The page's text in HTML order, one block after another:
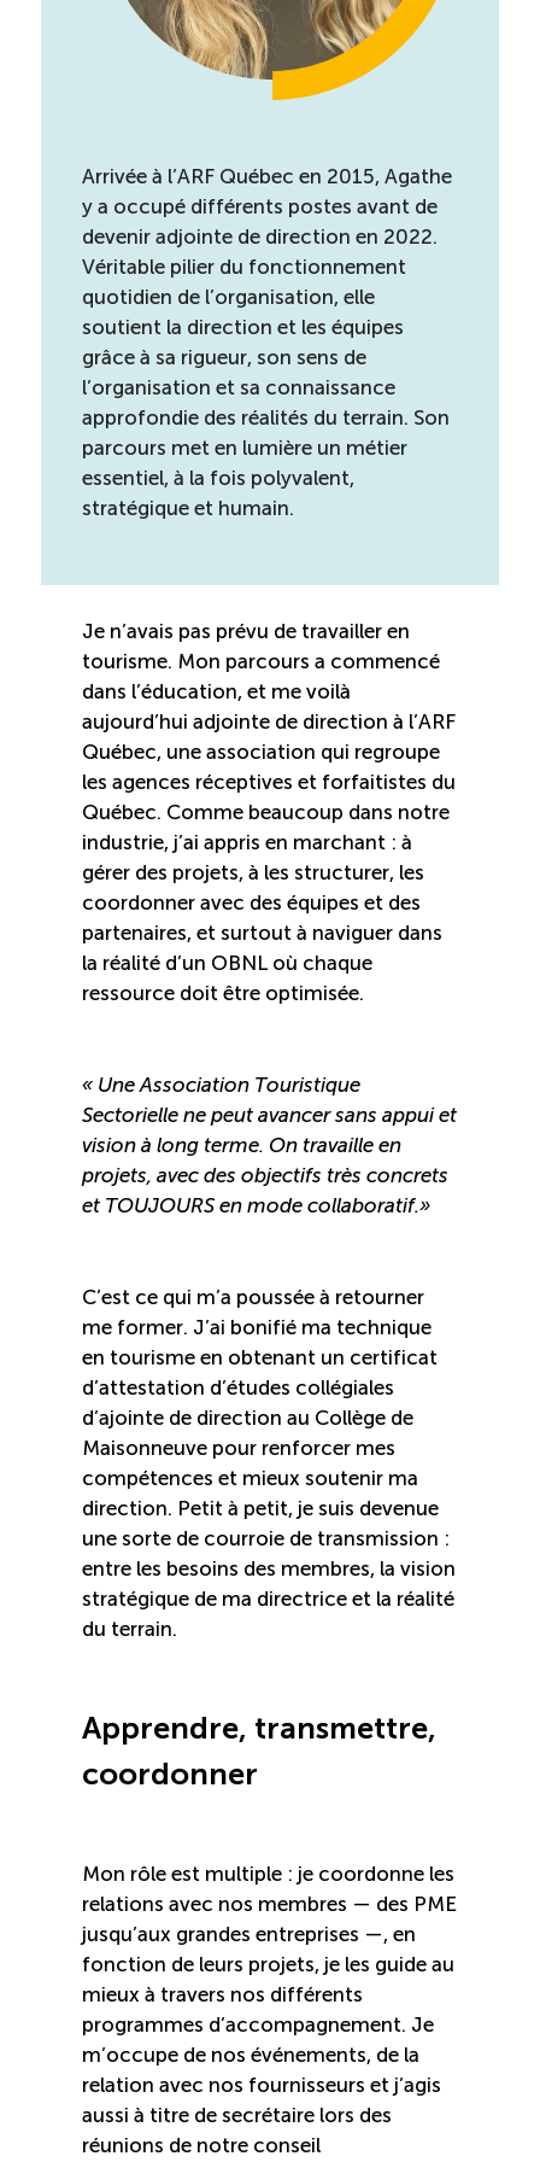
Reconnaissance des compétences
Bilan et reconnaissance des acquis
Initiatives
Destination IA
Diagnostic Nord-du-Québec
Programme de francisation
Métiers et carrières en tourisme
Norme entretien ménager
Boomerang
Saisonnalité
Chantier sur la saisonnalité
Bassins de main-d’oeuvre diversifiés
Devenir membre
Catalogue de formations en ligne
TOURISME
Facebook
LinkedIn
Vimeo
Arrivée à l’ARF Québec en 2015, Agathe
y a occupé différents postes avant de
devenir adjointe de direction en 2022.
Véritable pilier du fonctionnement
quotidien de l’organisation, elle
soutient la direction et les équipes
grâce à sa rigueur, son sens de
l’organisation et sa connaissance
approfondie des réalités du terrain. Son
parcours met en lumière un métier
essentiel, à la fois polyvalent,
stratégique et humain.
Je n’avais pas prévu de travailler en
tourisme. Mon parcours a commencé
dans l’éducation, et me voilà
aujourd’hui adjointe de direction à l’ARF
Québec, une association qui regroupe
les agences réceptives et forfaitistes du
Québec. Comme beaucoup dans notre
industrie, j’ai appris en marchant : à
gérer des projets, à les structurer, les
coordonner avec des équipes et des
partenaires, et surtout à naviguer dans
la réalité d’un OBNL où chaque
ressource doit être optimisée.
« Une Association Touristique
Sectorielle ne peut avancer sans appui et
vision à long terme. On travaille en
projets, avec des objectifs très concrets
et TOUJOURS en mode collaboratif.»
C’est ce qui m’a poussée à retourner
me former. J’ai bonifié ma technique
en tourisme en obtenant un certificat
d’attestation d’études collégiales
d’ajointe de direction au Collège de
Maisonneuve pour renforcer mes
compétences et mieux soutenir ma
direction. Petit à petit, je suis devenue
une sorte de courroie de transmission :
entre les besoins des membres, la vision
stratégique de ma directrice et la réalité
du terrain.
Apprendre, transmettre,
coordonner
Mon rôle est multiple : je coordonne les
relations avec nos membres — des PME
jusqu’aux grandes entreprises —, en
fonction de leurs projets, je les guide au
mieux à travers nos différents
programmes d’accompagnement. Je
m’occupe de nos événements, de la
relation avec nos fournisseurs et j’agis
aussi à titre de secrétaire lors des
réunions de notre conseil